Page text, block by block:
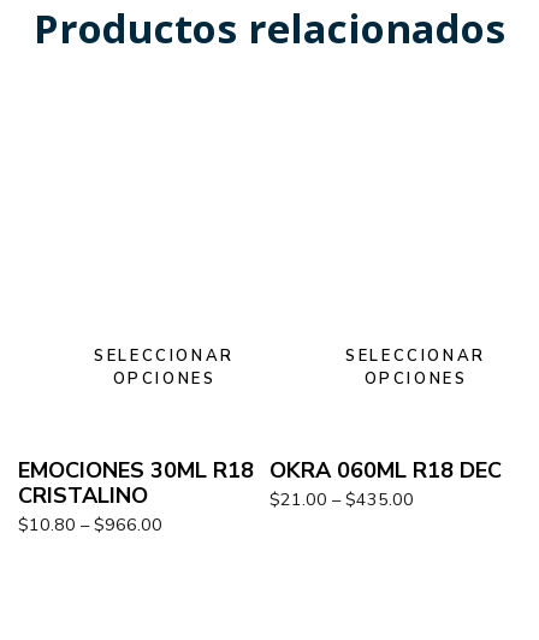
Productos relacionados
SELECCIONAR
OPCIONES
EMOCIONES 30ML R18
CRISTALINO
$10.80 – $966.00
SELECCIONAR
OPCIONES
OKRA 060ML R18 DEC
$21.00 – $435.00